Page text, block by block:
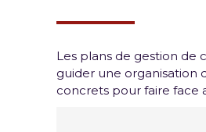
Les plans de gestion de
guider une organisation
concrets pour faire face